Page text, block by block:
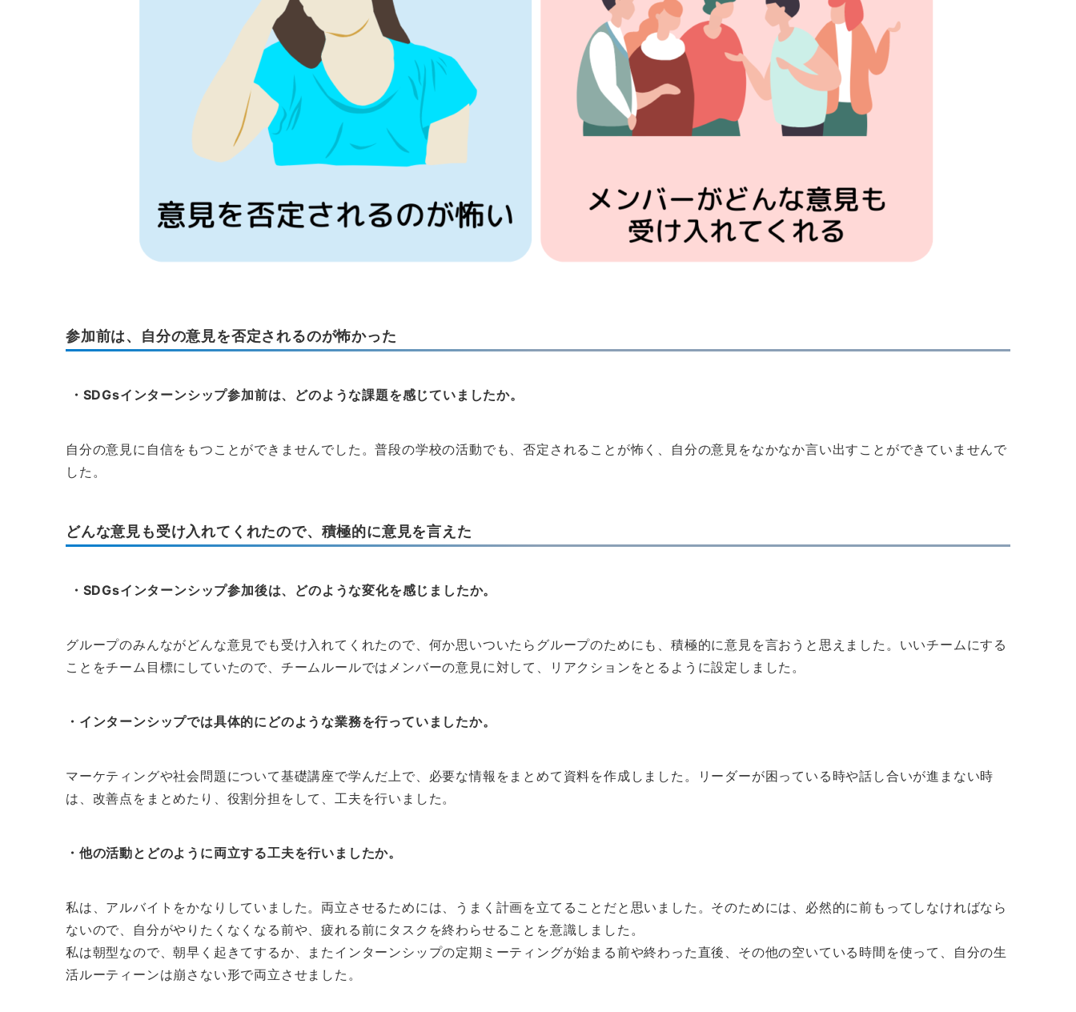
参加前は、自分の意見を否定されるのが怖かった
・SDGsインターンシップ参加前は、どのような課題を感じていましたか。
自分の意見に自信をもつことができませんでした。普段の学校の活動でも、否定されることが怖く、自分の意見をなかなか言い出すことができていませんで
した。
どんな意見も受け入れてくれたので、積極的に意見を言えた
・SDGsインターンシップ参加後は、どのような変化を感じましたか。
グループのみんながどんな意見でも受け入れてくれたので、何か思いついたらグループのためにも、積極的に意見を言おうと思えました。いいチームにする
ことをチーム目標にしていたので、チームルールではメンバーの意見に対して、リアクションをとるように設定しました。
・インターンシップでは具体的にどのような業務を行っていましたか。
マーケティングや社会問題について基礎講座で学んだ上で、必要な情報をまとめて資料を作成しました。リーダーが困っている時や話し合いが進まない時
は、改善点をまとめたり、役割分担をして、工夫を行いました。
・他の活動とどのように両立する工夫を行いましたか。
私は、アルバイトをかなりしていました。両立させるためには、うまく計画を立てることだと思いました。そのためには、必然的に前もってしなければなら
ないので、自分がやりたくなくなる前や、疲れる前にタスクを終わらせることを意識しました。
私は朝型なので、朝早く起きてするか、またインターンシップの定期ミーティングが始まる前や終わった直後、その他の空いている時間を使って、自分の生
活ルーティーンは崩さない形で両立させました。